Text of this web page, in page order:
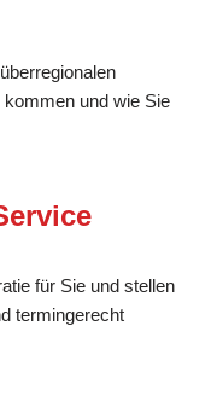
und wie Sie
für Sie und stellen
termingerecht